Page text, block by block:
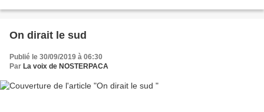
On dirait le sud
Publié le 30/09/2019 à 06:30
Par La voix de NOSTERPACA